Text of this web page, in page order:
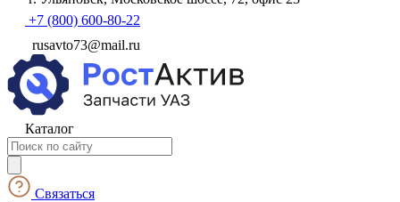
+7 (800) 600-80-22
rusavto73@mail.ru
Каталог
Поиск
товаров
Связаться